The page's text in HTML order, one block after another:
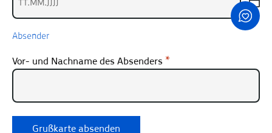
TT
Punkt
MM
JJJJ
Absender
Vor- und Nachname des Absenders